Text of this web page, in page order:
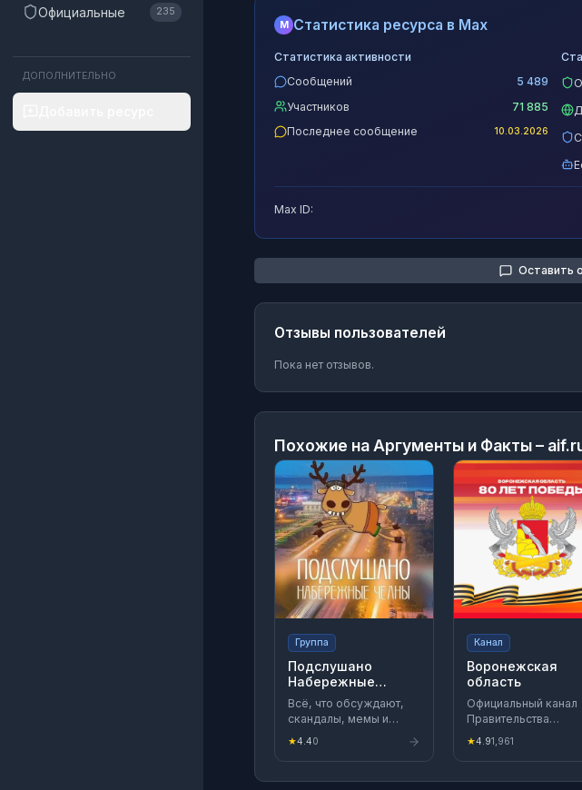
Официальные 235
ДОПОЛНИТЕЛЬНО
M Статистика ресурса в Max
Статистика активности
Сообщений
5 489
Участников
71 885
Последнее сообщение
10.03.2026
Max ID:
Оставить
Отзывы пользователей
Пока нет отзывов.
Похожие на Аргументы и Факты –
Группа
Подслушано
Набережные
Челны
Всё, что обсуждают,
скандалы, мемы и
без цензуры и пафоса.
Новости улиц,
★4.40
Канал
Воронежская
область
Официальный канал
Правительства
★4.91,961